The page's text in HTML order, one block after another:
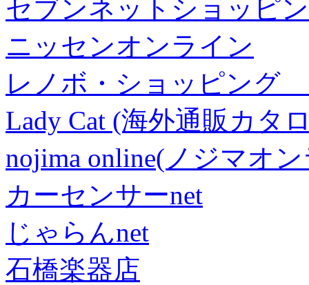
セブンネットショッピ
ニッセンオンライン
レノボ・ショッピング
Lady Cat (海外通販カタ
nojima online(ノジマオ
カーセンサーnet
じゃらんnet
石橋楽器店